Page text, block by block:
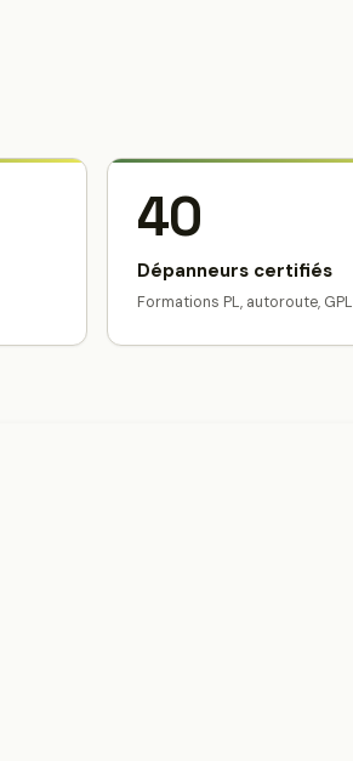
40
Dépanneurs certifiés
Formations PL, autoroute, GPL